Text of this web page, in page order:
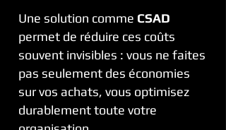
Une solution comme CSAD
permet de réduire ces coûts
souvent invisibles : vous ne faites
pas seulement des économies
sur vos achats, vous optimisez
durablement toute votre